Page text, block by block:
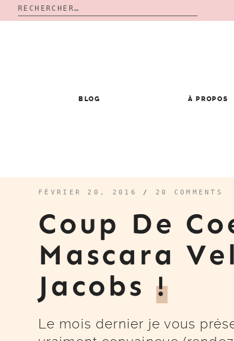
Rechercher :
BLOG À PROPOS
FÉVRIER 20, 2016 / 20 COMMENTS
Coup De
Mascara
Jacobs !
Le mois dernier je vous